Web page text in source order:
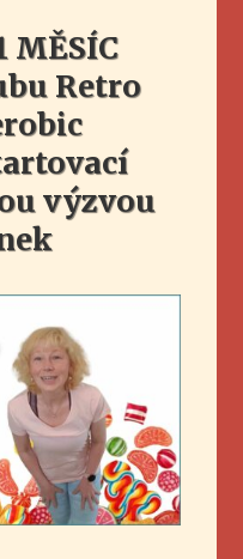
MĚSÍC
Retro
výzvou